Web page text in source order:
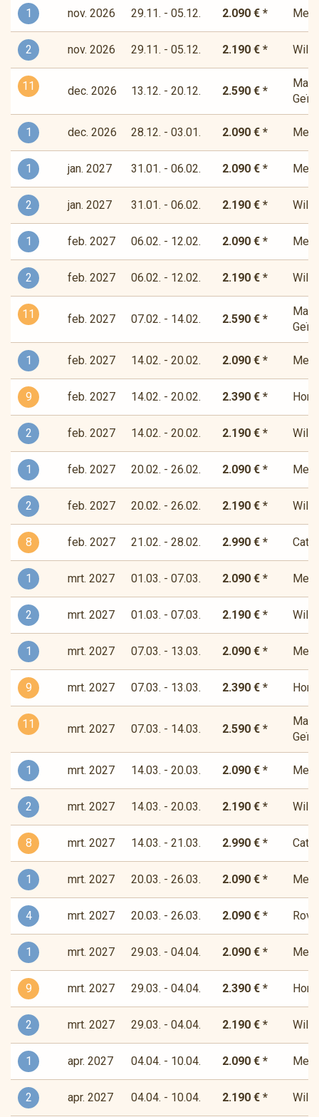
1 nov. 2026 29.11. - 05.12. 2.090 € *
2 nov. 2026 29.11. - 05.12. 2.190 € *
11 dec. 2026 13.12. - 20.12. 2.590 € *
1 dec. 2026 28.12. - 03.01. 2.090 € *
1 jan. 2027 31.01. - 06.02. 2.090 € *
2 jan. 2027 31.01. - 06.02. 2.190 € *
1 feb. 2027 06.02. - 12.02. 2.090 € *
2 feb. 2027 06.02. - 12.02. 2.190 € *
11 feb. 2027 07.02. - 14.02. 2.590 € *
1 feb. 2027 14.02. - 20.02. 2.090 € *
9 feb. 2027 14.02. - 20.02. 2.390 € *
2 feb. 2027 14.02. - 20.02. 2.190 € *
1 feb. 2027 20.02. - 26.02. 2.090 € *
2 feb. 2027 20.02. - 26.02. 2.190 € *
8 feb. 2027 21.02. - 28.02. 2.990 € *
1 mrt. 2027 01.03. - 07.03. 2.090 € *
2 mrt. 2027 01.03. - 07.03. 2.190 € *
1 mrt. 2027 07.03. - 13.03. 2.090 € *
9 mrt. 2027 07.03. - 13.03. 2.390 € *
11 mrt. 2027 07.03. - 14.03. 2.590 € *
1 mrt. 2027 14.03. - 20.03. 2.090 € *
2 mrt. 2027 14.03. - 20.03. 2.190 € *
8 mrt. 2027 14.03. - 21.03. 2.990 € *
1 mrt. 2027 20.03. - 26.03. 2.090 € *
4 mrt. 2027 20.03. - 26.03. 2.090 € *
1 mrt. 2027 29.03. - 04.04. 2.090 € *
9 mrt. 2027 29.03. - 04.04. 2.390 € *
2 mrt. 2027 29.03. - 04.04. 2.190 € *
1 apr. 2027 04.04. - 10.04. 2.090 € *
2 apr. 2027 04.04. - 10.04. 2.190 € *